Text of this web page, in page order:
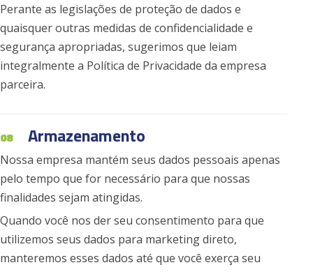
Perante as legislações de proteção de dados e
quaisquer outras medidas de confidencialidade e
segurança apropriadas, sugerimos que leiam
integralmente a Política de Privacidade da empresa
parceira.
08 Armazenamento
Nossa empresa mantém seus dados pessoais apenas
pelo tempo que for necessário para que nossas
finalidades sejam atingidas.
Quando você nos der seu consentimento para que
utilizemos seus dados para marketing direto,
manteremos esses dados até que você exerça seu